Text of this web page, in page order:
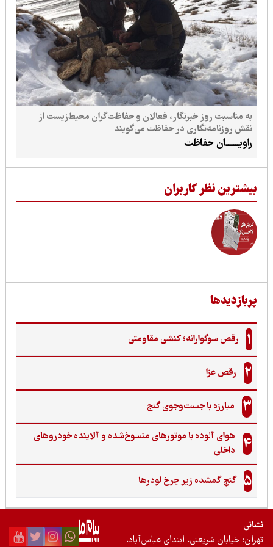
خبرنگار، فعالان و حفاظت‌گران محیط‌زیست از
در حفاظت می‌گویند
کاربران
فاصله قانون و اجرای محیط‌زیست تا روایت‌های
انسانی از اوتیسم
کنشی مقاومتی
جست‌وجوی گنج‌
با موتورهای منسوخ‌شده و آلاینده خودروهای
زیر چرخ لودرها
ابتدای عباس‌آباد،